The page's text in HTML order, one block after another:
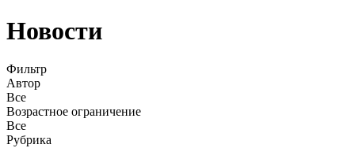
Новости
Фильтр
Автор
Все
Возрастное ограничение
Все
Рубрика